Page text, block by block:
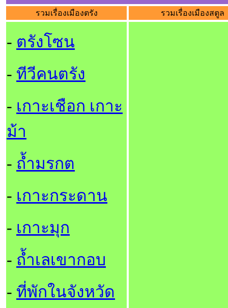
รวมเรื่องเมืองตรัง รวมเรื่องเมืองสตูล
- ตรังโซน
- ทีวีคนตรัง
- เกาะเชือก เกาะ
ม้า
- ถ้ำมรกต
- เกาะกระดาน
- เกาะมุก
- ถ้ำเลเขากอบ
- ที่พักในจังหวัด